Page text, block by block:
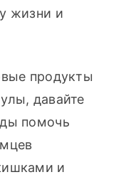
жизни и
продукты
давайте
помочь
и